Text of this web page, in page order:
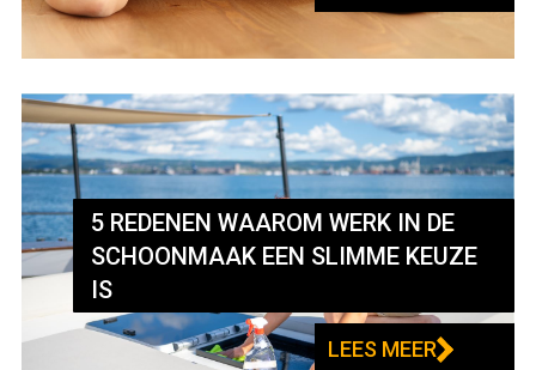
5 REDENEN WAAROM WERK IN DE
SCHOONMAAK EEN SLIMME KEUZE
IS
LEES MEER